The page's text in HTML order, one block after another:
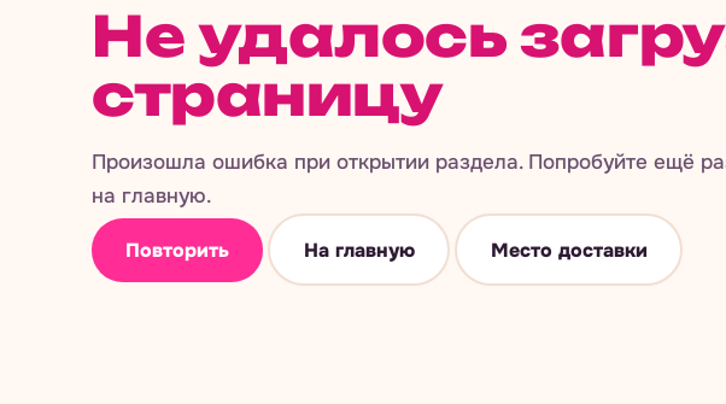
Не удалось
страницу
Произошла ошибка при открытии раздела. Попробуйте ещё
на главную.
Повторить На главную Место доставки